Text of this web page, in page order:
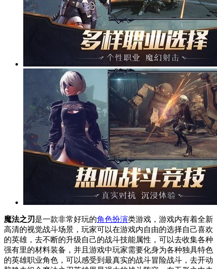
魔法之刃 是一款非常好玩的角色扮演类游戏，游戏内有着全新
高清的视觉战斗场景，玩家可以在游戏内自由的选择自己喜欢
的英雄，去不断的升级自己的战斗技能属性，可以去收集各种
强有里的材料装备，并且游戏中玩家需要化身为各种独具特色
的英雄职业角色，可以感受到最真实的战斗冒险战斗，去开动